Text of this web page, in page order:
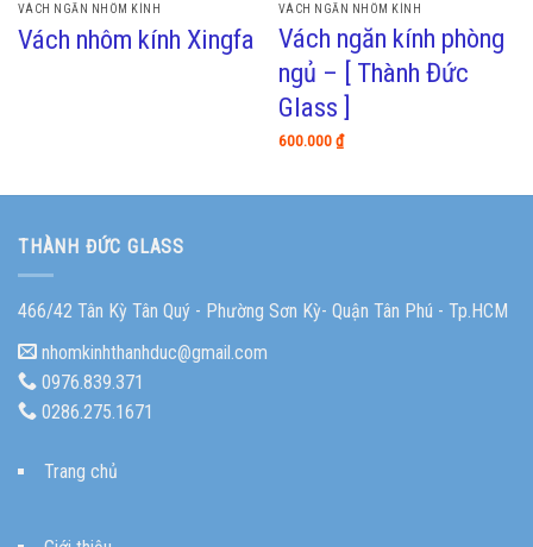
VÁCH NGĂN NHÔM KÍNH
Vách nhôm kính Xingfa
VÁCH NGĂN NHÔM KÍNH
Vách ngăn kính phòng
ngủ – [ Thành Đức
Glass ]
600.000₫
THÀNH ĐỨC GLASS
466/42 Tân Kỳ Tân Quý - Phường Sơn Kỳ- Quận Tân Phú - Tp.HCM
nhomkinhthanhduc@gmail.com
0976.839.371
0286.275.1671
Trang chủ